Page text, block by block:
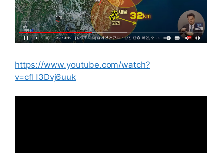
https://www.youtube.com/watch?
v=cfH3Dvj6uuk